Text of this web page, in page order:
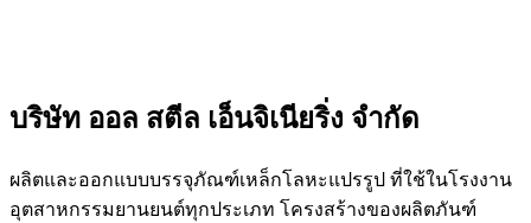
บริษัท ออล สตีล เอ็นจิเนียริ่ง จำกัด
ผลิตและออกแบบบรรจุภัณฑ์เหล็กโลหะแปรรูป ที่ใช้ในโรงงาน
อุตสาหกรรมยานยนต์ทุกประเภท โครงสร้างของผลิตภันฑ์